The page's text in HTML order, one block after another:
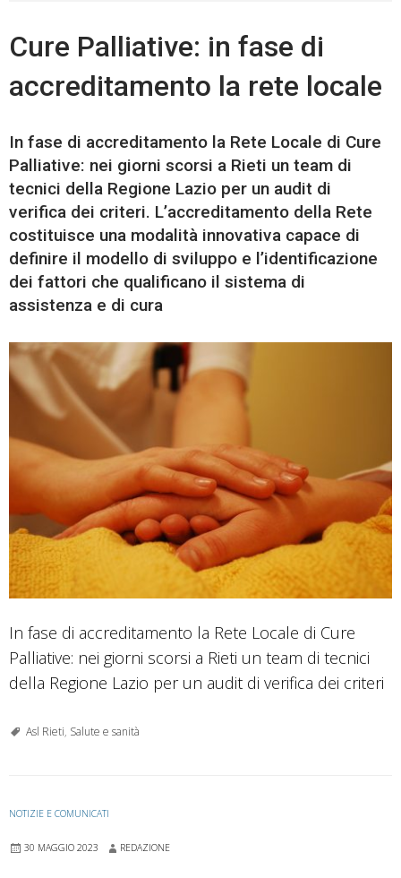
Cure Palliative: in fase di
accreditamento la rete locale
In fase di accreditamento la Rete Locale di Cure
Palliative: nei giorni scorsi a Rieti un team di
tecnici della Regione Lazio per un audit di
verifica dei criteri. L’accreditamento della Rete
costituisce una modalità innovativa capace di
definire il modello di sviluppo e l’identificazione
dei fattori che qualificano il sistema di
assistenza e di cura
In fase di accreditamento la Rete Locale di Cure
Palliative: nei giorni scorsi a Rieti un team di tecnici
della Regione Lazio per un audit di verifica dei criteri
Asl Rieti, Salute e sanità
NOTIZIE E COMUNICATI
30 MAGGIO 2023 REDAZIONE